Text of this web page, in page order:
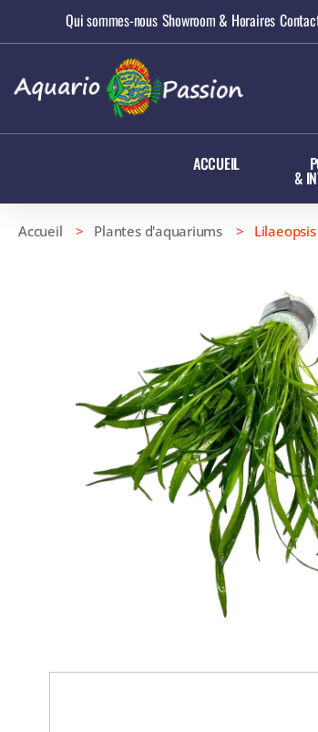
Qui sommes-nous Showroom & Horaires
ACCUEIL
&
Accueil > Plantes d'aquariums> Lilaeopsis